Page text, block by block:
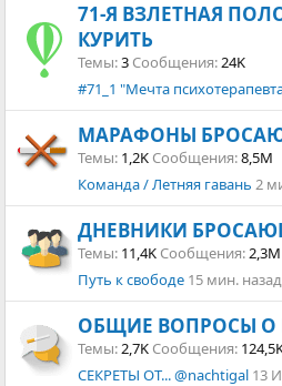
71-Я ВЗЛЕТНАЯ
КУРИТЬ
Темы 3 Сообщения 24K
#71_1 "Мечта
МАРАФОНЫ
Темы 1,2K Сообщения 8,5M
Команда / Летняя гавань 2
ДНЕВНИКИ
Темы 11,4K Сообщения 2,3M
Путь к свободе 15 мин. назад
ОБЩИЕ ВОПРОСЫ О
Темы 2,7K Сообщения
СЕКРЕТЫ ОТ... @nachtigal 13